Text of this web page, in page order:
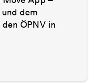
dem
ÖPNV in